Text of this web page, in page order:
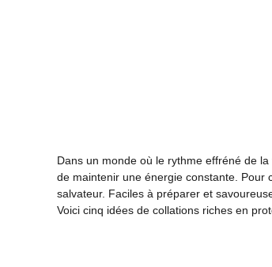
Dans un monde où le rythme effréné de
de maintenir une énergie constante. Pour
salvateur. Faciles à préparer et
Voici cinq idées de collations riches en